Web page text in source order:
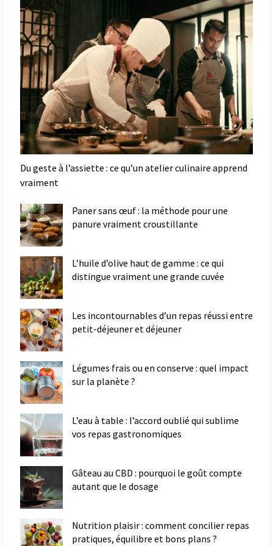
Du geste à l’assiette : ce qu’un atelier culinaire apprend
vraiment
Paner sans œuf : la méthode pour une
panure vraiment croustillante
L’huile d’olive haut de gamme : ce qui
distingue vraiment une grande cuvée
Les incontournables d’un repas réussi entre
petit-déjeuner et déjeuner
Légumes frais ou en conserve : quel impact
sur la planète ?
L’eau à table : l’accord oublié qui sublime
vos repas gastronomiques
Gâteau au CBD : pourquoi le goût compte
autant que le dosage
Nutrition plaisir : comment concilier repas
pratiques, équilibre et bons plans ?